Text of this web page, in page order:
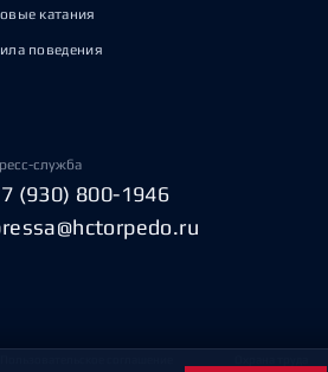
катания
поведения
служба
(930) 800-1946